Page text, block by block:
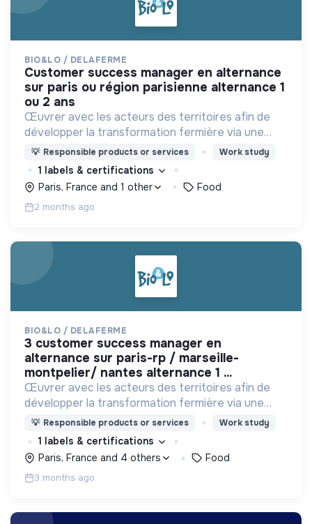
BIO&LO / DELAFERME
customer success manager en alternance
sur paris ou région parisienne alternance 1
ou 2 ans
Œuvrer avec les acteurs des territoires afin de
développer la transformation fermière via une
offre bio/équitable qui remonte plus de valeur
pour les fermes, en sortant du contentant à usage
unique
💡 Responsible products or services Work study
1 labels & certifications
Paris, France and 1 other
Food
2 months ago
BIO&LO / DELAFERME
3 customer success manager en
alternance sur paris-rp / marseille-
montpelier/ nantes alternance 1 ...
Œuvrer avec les acteurs des territoires afin de
développer la transformation fermière via une
offre bio/équitable qui remonte plus de valeur
pour les fermes, en sortant du contentant à usage
unique
💡 Responsible products or services Work study
1 labels & certifications
Paris, France and 4 others
Food
3 months ago